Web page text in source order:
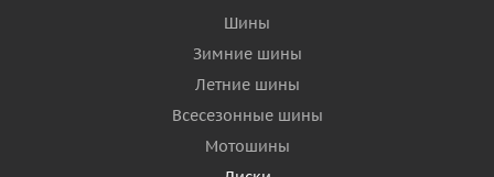
Шины
Зимние шины
Летние шины
Всесезонные шины
Мотошины